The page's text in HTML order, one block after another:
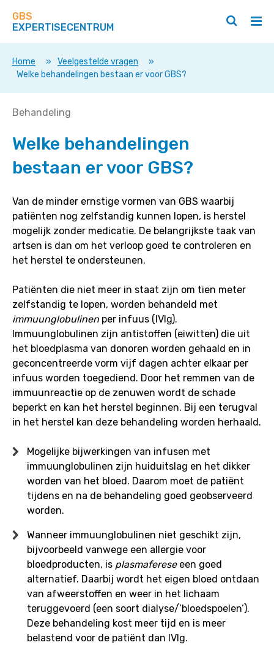
direct
op
deze
GBS
EXPERTISECENTRUM
/
Zoeken
/
Home » Veelgestelde vragen
»
Welke behandelingen bestaan er voor GBS?
Welke
bestaan
voor
Behandeling
Welke behandelingen
bestaan er voor GBS?
Van de minder ernstige vormen van GBS waarbij
patiënten nog zelfstandig kunnen lopen, is herstel
mogelijk zonder medicatie. De belangrijkste taak van
artsen is dan om het verloop goed te controleren en
het herstel te ondersteunen.
Patiënten die niet meer in staat zijn om tien meter
zelfstandig te lopen, worden behandeld met
immuunglobulinen per infuus (IVIg).
Immuunglobulinen zijn antistoffen (eiwitten) die uit
het bloedplasma van donoren worden gehaald en in
geconcentreerde vorm vijf dagen achter elkaar per
infuus worden toegediend. Door het remmen van de
immuunreactie op de zenuwen wordt de schade
beperkt en kan het herstel beginnen. Bij een terugval
in het herstel kan deze behandeling worden herhaald.
Mogelijke bijwerkingen van infusen met
immuunglobulinen zijn huiduitslag en het dikker
worden van het bloed. Daarom moet de patiënt
tijdens en na de behandeling goed geobserveerd
worden.
Wanneer immuunglobulinen niet geschikt zijn,
bijvoorbeeld vanwege een allergie voor
bloedproducten, is plasmaferese een goed
alternatief. Daarbij wordt het eigen bloed ontdaan
van afweerstoffen en weer in het lichaam
teruggevoerd (een soort dialyse/’bloedspoelen’).
Deze behandeling kost meer tijd en is meer
belastend voor de patiënt dan IVIg.